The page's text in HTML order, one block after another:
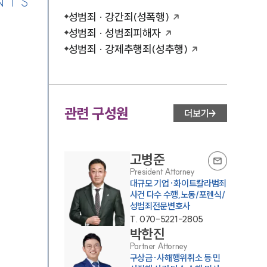
성범죄 · 강간죄(성폭행)
성범죄 · 성범죄피해자
성범죄 · 강제추행죄(성추행)
관련 구성원 더보기
고병준
President Attorney
대규모 기업·화이트칼라범죄
사건 다수 수행,노동/포렌식/
성범죄전문변호사
T. 070-5221-2805
박한진
Partner Attorney
구상금·사해행위취소 등 민